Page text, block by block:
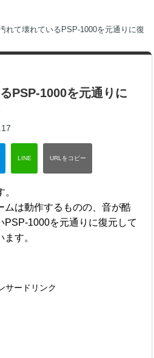
汚れて壊れているPSP-1000を元通りに復
PSP-1000を元通りに
ムは動作するものの、音が酷
PSP-1000を元通りに復元して
す。
サードリンク